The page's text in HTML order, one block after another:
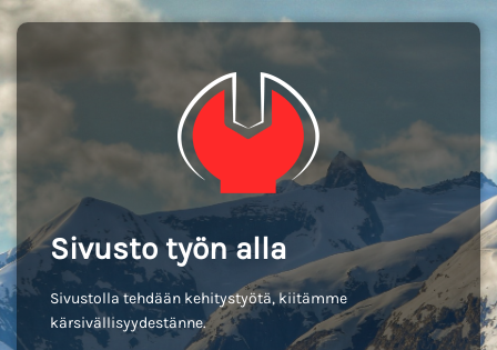
Sivusto työn alla
Sivustolla tehdään kehitystyötä, kiitämme
kärsivällisyydestänne.